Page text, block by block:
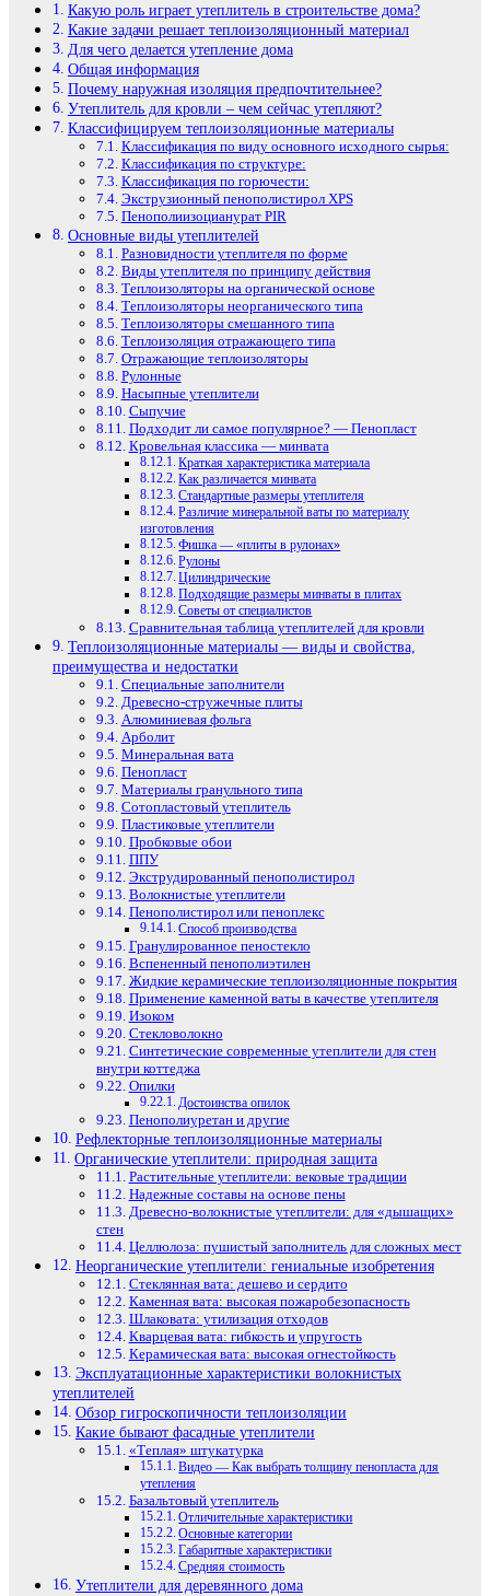
Какую роль играет утеплитель в строительстве дома?
Какие задачи решает теплоизоляционный материал
Для чего делается утепление дома
Общая информация
Почему наружная изоляция предпочтительнее?
Утеплитель для кровли – чем сейчас утепляют?
Классифицируем теплоизоляционные материалы
Классификация по виду основного исходного сырья:
Классификация по структуре:
Классификация по горючести:
Экструзионный пенополистирол XPS
Пенополиизоцианурат PIR
Основные виды утеплителей
Разновидности утеплителя по форме
Виды утеплителя по принципу действия
Теплоизоляторы на органической основе
Теплоизоляторы неорганического типа
Теплоизоляторы смешанного типа
Теплоизоляция отражающего типа
Отражающие теплоизоляторы
Рулонные
Насыпные утеплители
Сыпучие
Подходит ли самое популярное? — Пенопласт
Кровельная классика — минвата
Краткая характеристика материала
Как различается минвата
Стандартные размеры утеплителя
Различие минеральной ваты по материалу
изготовления
Фишка — «плиты в рулонах»
Рулоны
Цилиндрические
Подходящие размеры минваты в плитах
Советы от специалистов
Сравнительная таблица утеплителей для кровли
Теплоизоляционные материалы — виды и свойства,
преимущества и недостатки
Специальные заполнители
Древесно-стружечные плиты
Алюминиевая фольга
Арболит
Минеральная вата
Пенопласт
Материалы гранульного типа
Сотопластовый утеплитель
Пластиковые утеплители
Пробковые обои
ППУ
Экструдированный пенополистирол
Волокнистые утеплители
Пенополистирол или пеноплекс
Способ производства
Гранулированное пеностекло
Вспененный пенополиэтилен
Жидкие керамические теплоизоляционные покрытия
Применение каменной ваты в качестве утеплителя
Изоком
Стекловолокно
Синтетические современные утеплители для стен
внутри коттеджа
Опилки
Достоинства опилок
Пенополиуретан и другие
Рефлекторные теплоизоляционные материалы
Органические утеплители: природная защита
Растительные утеплители: вековые традиции
Надежные составы на основе пены
Древесно-волокнистые утеплители: для «дышащих»
стен
Целлюлоза: пушистый заполнитель для сложных мест
Неорганические утеплители: гениальные изобретения
Стеклянная вата: дешево и сердито
Каменная вата: высокая пожаробезопасность
Шлаковата: утилизация отходов
Кварцевая вата: гибкость и упругость
Керамическая вата: высокая огнестойкость
Эксплуатационные характеристики волокнистых
утеплителей
Обзор гигроскопичности теплоизоляции
Какие бывают фасадные утеплители
«Теплая» штукатурка
Видео — Как выбрать толщину пенопласта для
утепления
Базальтовый утеплитель
Отличительные характеристики
Основные категории
Габаритные характеристики
Средняя стоимость
Утеплители для деревянного дома